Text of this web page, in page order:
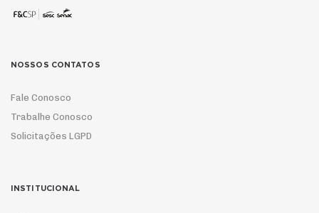
NOSSOS CONTATOS
Fale Conosco
Trabalhe Conosco
Solicitações LGPD
INSTITUCIONAL